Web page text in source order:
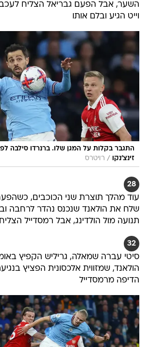
השער, אבל הפעם גבריאל הצליח לעכב
וייט הגיע ובלם אותו
התגבר בקלות על המגן שלו. ברנרדו סילבה
זינצ'נקו
/ רויטרס
28
עוד מהלך תוצרת שני הכוכבים,
שלח את הולאנד שנכנס נהדר לרחבה
תנועה מול הולדינג, אבל רמסדייל
32
סיטי עברה שמאלה, גריליש הקפיץ
הולאנד, שמזווית אלכסונית הפציץ
הדיפה מרמסדייל